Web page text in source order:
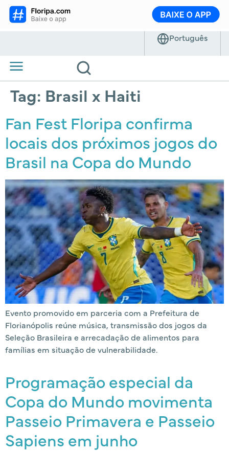
Tag: Brasil x Haiti
Fan Fest Floripa confirma
locais dos próximos jogos do
Brasil na Copa do Mundo
Evento promovido em parceria com a Prefeitura de
Florianópolis reúne música, transmissão dos jogos da
Seleção Brasileira e arrecadação de alimentos para
famílias em situação de vulnerabilidade.
Programação especial da
Copa do Mundo movimenta
Passeio Primavera e Passeio
Sapiens em junho